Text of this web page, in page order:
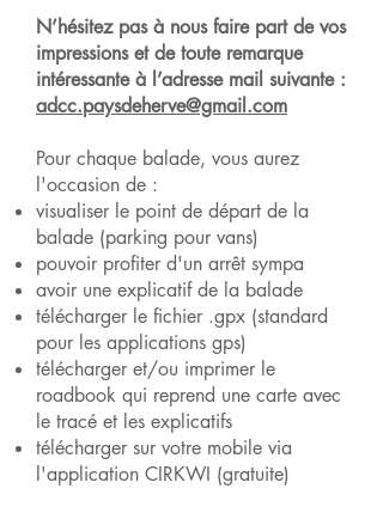
N’hésitez pas à nous faire part de vos
impressions et de toute remarque
intéressante à l’adresse mail suivante :
adcc.paysdeherve@gmail.com
Pour chaque balade, vous aurez
l'occasion de :
visualiser le point de départ de la
balade (parking pour vans)
pouvoir profiter d'un arrêt sympa
avoir une explicatif de la balade
télécharger le fichier .gpx (standard
pour les applications gps)
télécharger et/ou imprimer le
roadbook qui reprend une carte avec
le tracé et les explicatifs
télécharger sur votre mobile via
l'application CIRKWI (gratuite)